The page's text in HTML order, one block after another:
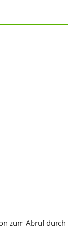
zum Abruf durch